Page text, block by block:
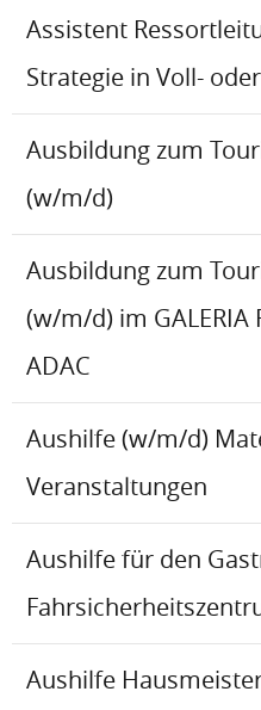
Assistent
Strategie in Voll-
Ausbildung zum
(w/m/d)
Ausbildung zum
(w/m/d) im
ADAC
Aushilfe (w/m/d)
Veranstaltungen
Aushilfe für den
Aushilfe